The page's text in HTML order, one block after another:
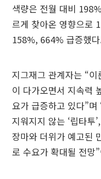
색량은 전월 대비
르게 찾아온 영향으로
158%, 664% 급증했
지그재그 관계자는 “
이 다가오면서 지속력
요가 급증하고 있다”
지워지지 않는 ‘립타투
장마와 더위가 예고된
로 수요가 확대될 전망